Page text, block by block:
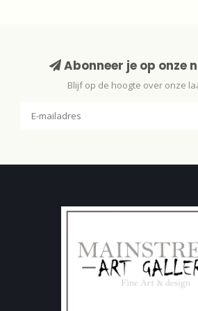
Abonneer je op onze
Blijf op de hoogte over onze